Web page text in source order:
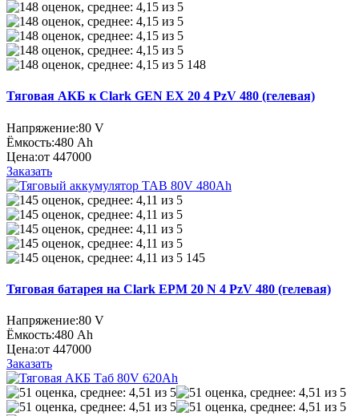
148
Тяговая АКБ к Clark GEN EX 20 4 PzV 480 (гелевая)
Напряжение:80 V
Ёмкость:480 Ah
Цена:от 447000
Заказать
145
Тяговая батарея на Clark EPM 20 N 4 PzV 480 (гелевая)
Напряжение:80 V
Ёмкость:480 Ah
Цена:от 447000
Заказать